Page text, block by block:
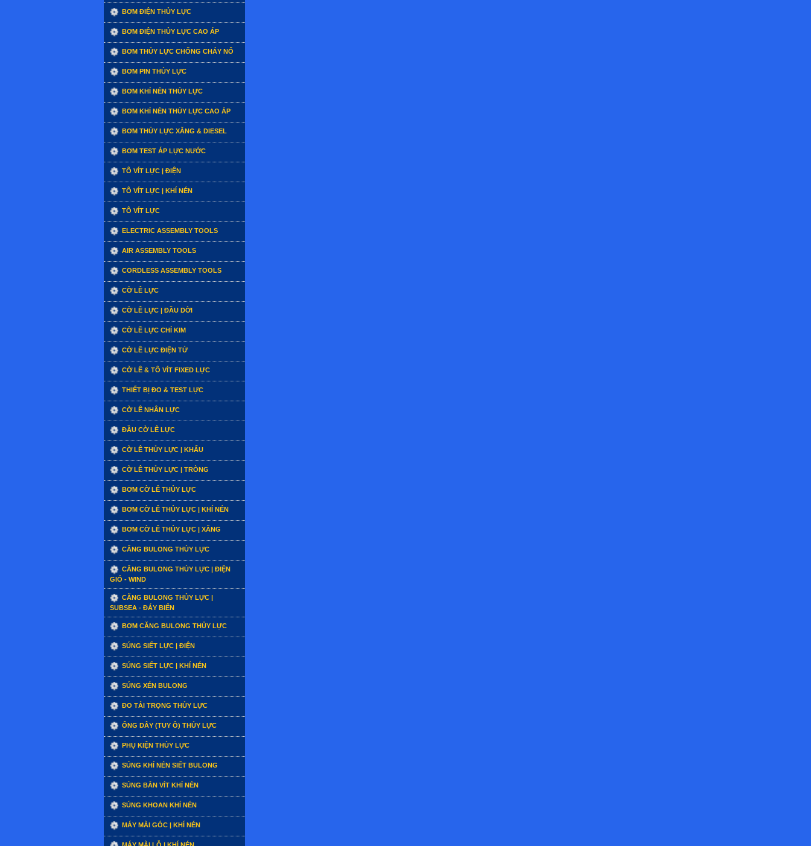
BƠM ĐIỆN THỦY LỰC
BƠM ĐIỆN THỦY LỰC CAO ÁP
BƠM THỦY LỰC CHỐNG CHÁY NỔ
BƠM PIN THỦY LỰC
BƠM KHÍ NÉN THỦY LỰC
BƠM KHÍ NÉN THỦY LỰC CAO ÁP
BƠM THỦY LỰC XĂNG & DIESEL
BƠM TEST ÁP LỰC NƯỚC
TÔ VÍT LỰC | ĐIỆN
TÔ VÍT LỰC | KHÍ NÉN
TÔ VÍT LỰC
ELECTRIC ASSEMBLY TOOLS
AIR ASSEMBLY TOOLS
CORDLESS ASSEMBLY TOOLS
CỜ LÊ LỰC
CỜ LÊ LỰC | ĐẦU DỜI
CỜ LÊ LỰC CHỈ KIM
CỜ LÊ LỰC ĐIỆN TỬ
CỜ LÊ & TÔ VÍT FIXED LỰC
THIẾT BỊ ĐO & TEST LỰC
CỜ LÊ NHÂN LỰC
ĐẦU CỜ LÊ LỰC
CỜ LÊ THỦY LỰC | KHẨU
CỜ LÊ THỦY LỰC | TRÒNG
BƠM CỜ LÊ THỦY LỰC
BƠM CỜ LÊ THỦY LỰC | KHÍ NÉN
BƠM CỜ LÊ THỦY LỰC | XĂNG
CĂNG BULONG THỦY LỰC
CĂNG BULONG THỦY LỰC | ĐIỆN
GIÓ - WIND
CĂNG BULONG THỦY LỰC |
SUBSEA - ĐÁY BIỂN
BƠM CĂNG BULONG THỦY LỰC
SÚNG SIẾT LỰC | ĐIỆN
SÚNG SIẾT LỰC | KHÍ NÉN
SÚNG XÉN BULONG
ĐO TẢI TRỌNG THỦY LỰC
ỐNG DÂY (TUY Ô) THỦY LỰC
PHỤ KIỆN THỦY LỰC
SÚNG KHÍ NÉN SIẾT BULONG
SÚNG BẮN VÍT KHÍ NÉN
SÚNG KHOAN KHÍ NÉN
MÁY MÀI GÓC | KHÍ NÉN